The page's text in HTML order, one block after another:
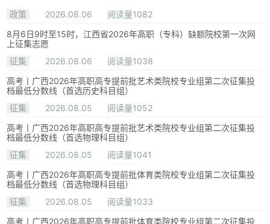
政策 2026.08.06
阅读量1082
8月6日9时至15时，江西省2026年高职（专科）缺额院校第一次网
上征集志愿
征集
2026.08.06
阅读量1038
高考丨广西2026年高职高专提前批艺术类院校专业组第二次征集投
档最低分数线（首选历史科目组）
征集
2026.08.05
阅读量1052
高考丨广西2026年高职高专提前批艺术类院校专业组第二次征集投
档最低分数线（首选物理科目组）
征集
2026.08.05
阅读量1041
高考丨广西2026年高职高专提前批体育类院校专业组第二次征集投
档最低分数线（首选物理科目组）
征集
2026.08.05
阅读量1033
高考丨广西2026年高职高专提前批体育类院校专业组第二次征集投